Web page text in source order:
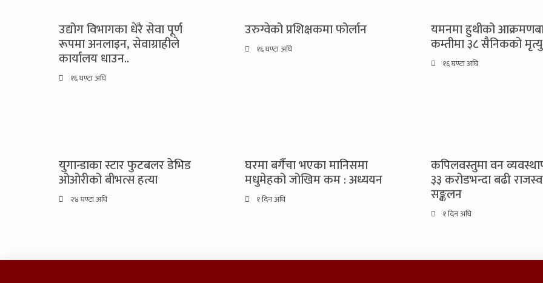
उद्योग विभागका धेरै सेवा पूर्ण
रूपमा अनलाइन, सेवाग्राहीले
कार्यालय धाउन..
१६ घण्टा अघि
उरुग्वेको प्रशिक्षकमा फोर्लान
१६ घण्टा अघि
यमनमा हुथीको
कम्तीमा ३८ सैनिकको मृत्यु
१६ घण्टा अघि
युगान्डाका स्टार फुटबलर डेभिड
ओओरीको बीभत्स हत्या
२४ घण्टा अघि
घरमा बगैँचा भएका मानिसमा
मधुमेहको जोखिम कम : अध्ययन
१ दिन अघि
कपिलवस्तुमा वन
३३ करोडभन्दा बढी राजस्व
सङ्कलन
१ दिन अघि